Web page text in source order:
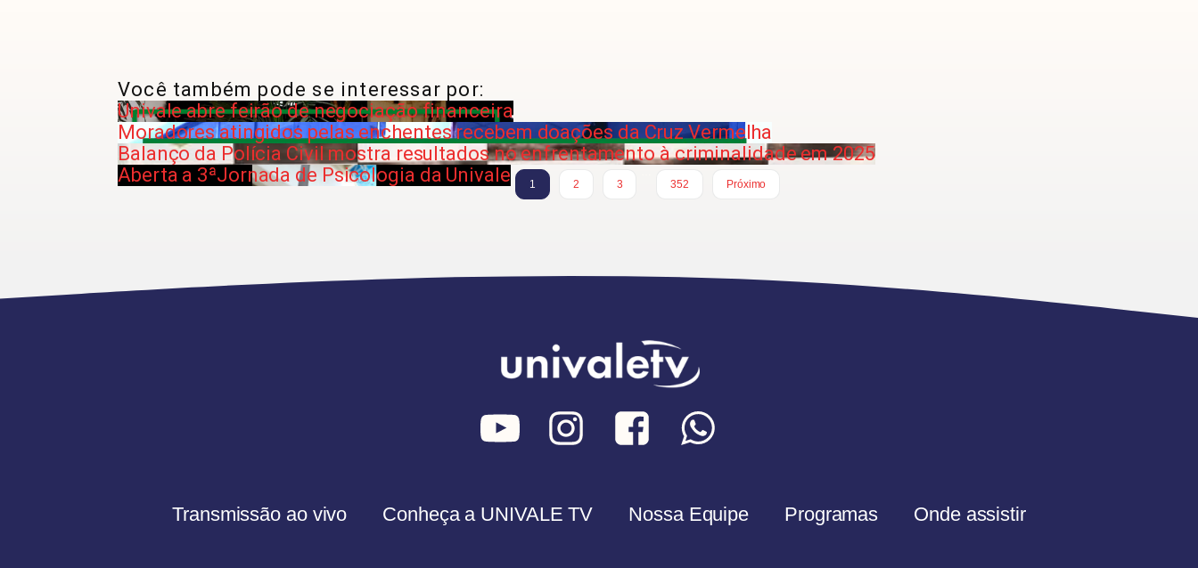
Você também pode se interessar por:
Univale abre feirão de negociação financeira
Moradores atingidos pelas enchentes recebem doações da Cruz Vermelha
Balanço da Polícia Civil mostra resultados no enfrentamento à criminalidade em 2025
Aberta a 3ªJornada de Psicologia da Univale
1 2 3
352
Próximo
Transmissão ao vivo Conheça a UNIVALE TV Nossa Equipe Programas Onde assistir